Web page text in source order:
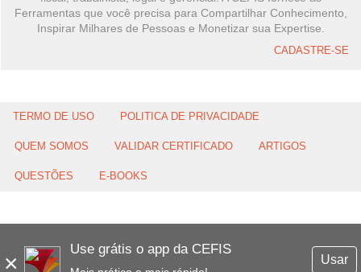
×
Use grátis o app da CEFIS
Usar
Ferramentas que você precisa para Compartilhar Conhecimento,
Inspirar Milhares de Pessoas e Monetizar sua Expertise.
CADASTRE-SE
TERMO DE USO POLITICA DE PRIVACIDADE
QUEM SOMOS VALIDAR CERTIFICADO ARTIGOS
QUESTÕES E-BOOKS